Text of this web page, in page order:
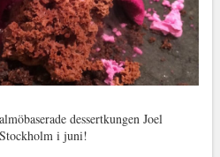
dessertkungen Joel
i juni!